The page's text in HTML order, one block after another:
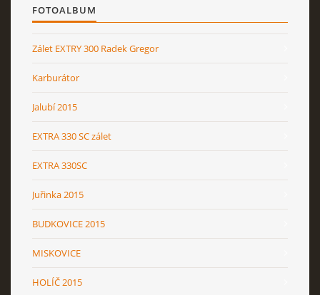
FOTOALBUM
Zálet EXTRY 300 Radek Gregor
Karburátor
Jalubí 2015
EXTRA 330 SC zálet
EXTRA 330SC
Juřinka 2015
BUDKOVICE 2015
MISKOVICE
HOLÍČ 2015